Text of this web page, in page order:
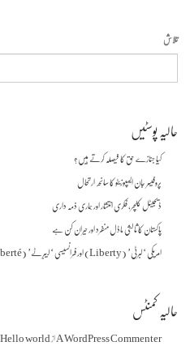
تلاش
حالیہ پوسٹیں
کیا جنازے حق کا فیصلہ کرتے ہیں؟
پروفیسر جان ایسپوزیٹو کا سانحہ ارتحال
ڈیجیٹل کلچر، فکری انتشار اور ہماری ذمہ داری
پاکستان کا ثالثی ماڈل منفرد اور حیران کن ہے
امریکی ‘لبرٹی’ (Liberty) اور فرانسیسی ‘لیبرٹے’ (Liberté) : ایک بنیادی اختلاف
حالیہ کمنٹس
A WordPress Commenter از Hello world!